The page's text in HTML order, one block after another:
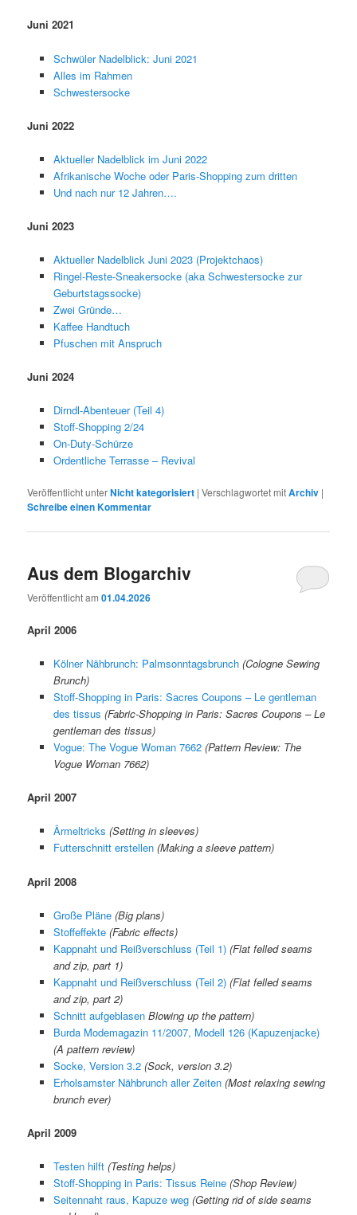
Juni 2021
Schwüler Nadelblick: Juni 2021
Alles im Rahmen
Schwestersocke
Juni 2022
Aktueller Nadelblick im Juni 2022
Afrikanische Woche oder Paris-Shopping zum dritten
Und nach nur 12 Jahren….
Juni 2023
Aktueller Nadelblick Juni 2023 (Projektchaos)
Ringel-Reste-Sneakersocke (aka Schwestersocke zur
Geburtstagssocke)
Zwei Gründe…
Kaffee Handtuch
Pfuschen mit Anspruch
Juni 2024
Dirndl-Abenteuer (Teil 4)
Stoff-Shopping 2/24
On-Duty-Schürze
Ordentliche Terrasse – Revival
Veröffentlicht unterNicht kategorisiert |Verschlagwortet mitArchiv |
Schreibe einen Kommentar
Aus dem Blogarchiv
Veröffentlicht am01.04.2026
April 2006
Kölner Nähbrunch: Palmsonntagsbrunch (Cologne Sewing
Brunch)
Stoff-Shopping in Paris: Sacres Coupons – Le gentleman
des tissus (Fabric-Shopping in Paris: Sacres Coupons – Le
gentleman des tissus)
Vogue: The Vogue Woman 7662 (Pattern Review: The
Vogue Woman 7662)
April 2007
Ärmeltricks (Setting in sleeves)
Futterschnitt erstellen (Making a sleeve pattern)
April 2008
Große Pläne (Big plans)
Stoffeffekte (Fabric effects)
Kappnaht und Reißverschluss (Teil 1) (Flat felled seams
and zip, part 1)
Kappnaht und Reißverschluss (Teil 2) (Flat felled seams
and zip, part 2)
Schnitt aufgeblasen Blowing up the pattern)
Burda Modemagazin 11/2007, Modell 126 (Kapuzenjacke)
(A pattern review)
Socke, Version 3.2 (Sock, version 3.2)
Erholsamster Nähbrunch aller Zeiten (Most relaxing sewing
brunch ever)
April 2009
Testen hilft (Testing helps)
Stoff-Shopping in Paris: Tissus Reine (Shop Review)
Seitennaht raus, Kapuze weg (Getting rid of side seams